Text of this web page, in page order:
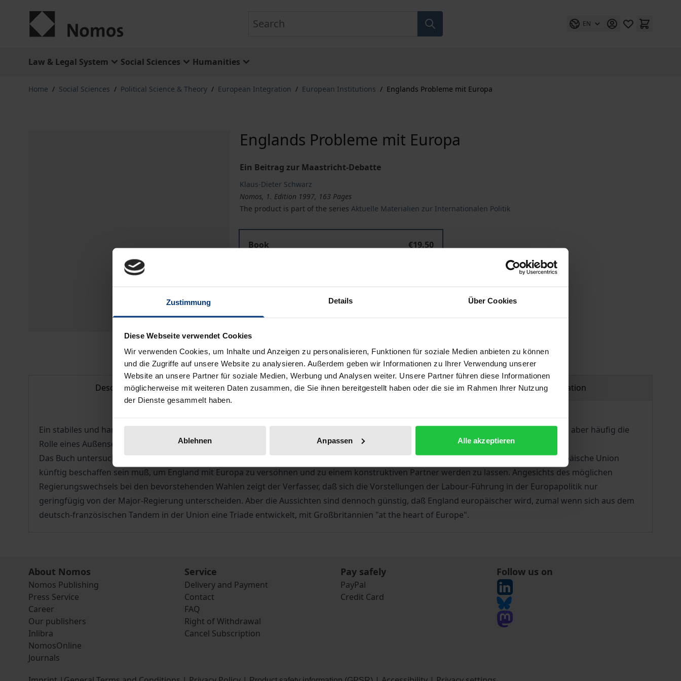
Zustimmung Details Über Cookies
Diese Webseite verwendet Cookies
Wir verwenden Cookies, um Inhalte und Anzeigen zu personalisieren, Funktionen für soziale Medien anbieten zu können
und die Zugriffe auf unsere Website zu analysieren. Außerdem geben wir Informationen zu Ihrer Verwendung unserer
Website an unsere Partner für soziale Medien, Werbung und Analysen weiter. Unsere Partner führen diese Informationen
möglicherweise mit weiteren Daten zusammen, die Sie ihnen bereitgestellt haben oder die sie im Rahmen Ihrer Nutzung
der Dienste gesammelt haben.
Ablehnen Anpassen Alle akzeptieren
EN
Law & Legal System Social Sciences Humanities
Home / Social Sciences / Political Science & Theory / European Integration / European Institutions / Englands Probleme mit Europa
Englands Probleme mit Europa
Ein Beitrag zur Maastricht-Debatte
Klaus-Dieter Schwarz
Nomos, 1. Edition 1997, 163 Pages
The product is part of the seriesAktuelle Materialien zur Internationalen Politik
Book
€19.50
Add to Cart
Delivery cost notice
Description Bibliographical data Product safety information
Ein stabiles und handlungsfähiges Europa ohne England ist nicht möglich. In den Diskussionen um die Reform der EU fällt Großbritannien aber häufig die
Rolle eines Außenseiters und Verhinderers zu.
Das Buch untersucht die tieferen Ursachen dieser Probleme, die in den Besonderheiten englischer Kultur liegen, und fragt, wie eine Europäische Union
künftig beschaffen sein muß, um England mit Europa zu versöhnen und zu einem konstruktiven Partner werden zu lassen. Angesichts des möglichen
Regierungswechsels bei den bevorstehenden Wahlen zeigt der Verfasser, daß sich die Vorstellungen der Labour-Führung in der Europapolitik nur
geringfügig von der Major-Regierung unterscheiden. Aber die Aussichten sind dennoch günstig, daß England europäischer wird, zumal wenn sich aus dem
deutsch-französischen Tandem in der Union eine Triade entwickelt, mit Großbritannien "at the heart of Europe".
About Nomos
Nomos Publishing
Press Service
Career
Our publishers
Inlibra
NomosOnline
Journals
Service
Delivery and Payment
Contact
FAQ
Right of Withdrawal
Cancel Subscription
Pay safely
PayPal
Credit Card
Follow us on